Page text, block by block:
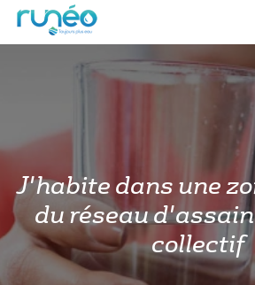
J'habite dans une
du réseau
collectif